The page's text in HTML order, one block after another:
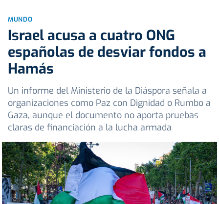
MUNDO
Israel acusa a cuatro ONG
españolas de desviar fondos a
Hamás
Un informe del Ministerio de la Diáspora señala a
organizaciones como Paz con Dignidad o Rumbo a
Gaza, aunque el documento no aporta pruebas
claras de financiación a la lucha armada